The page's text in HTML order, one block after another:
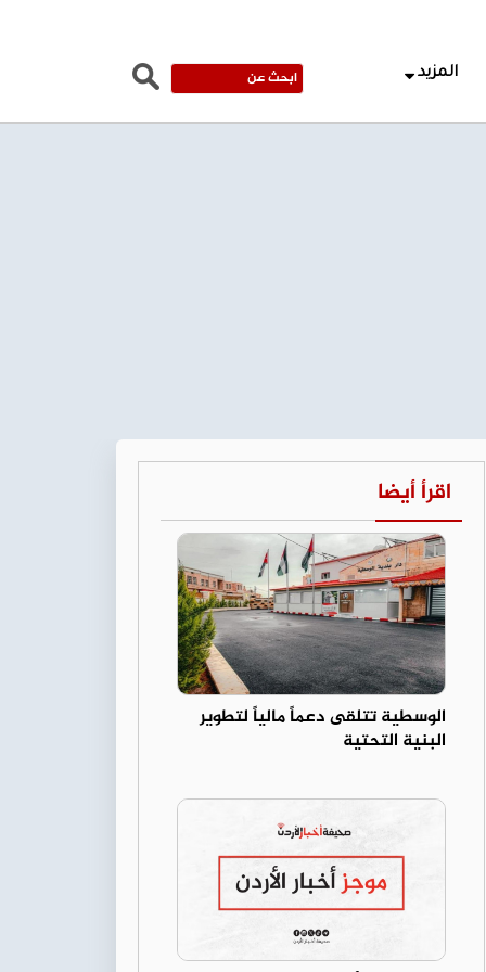
المزيد
اقرأ أيضا
الوسطية تتلقى دعماً مالياً لتطوير
البنية التحتية